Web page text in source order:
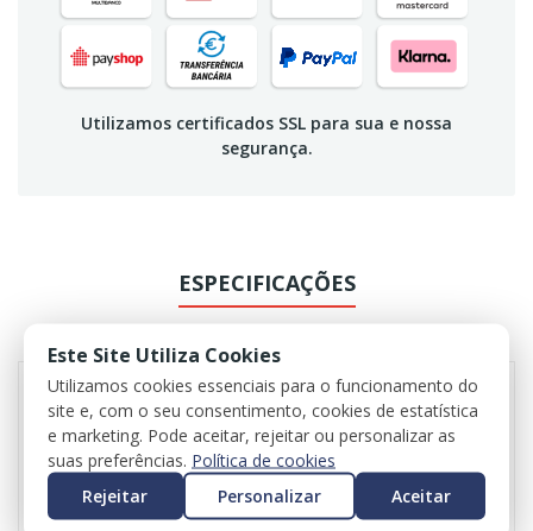
Utilizamos certificados SSL para sua e nossa
segurança.
ESPECIFICAÇÕES
Este Site Utiliza Cookies
Utilizamos cookies essenciais para o funcionamento do
site e, com o seu consentimento, cookies de estatística
e marketing. Pode aceitar, rejeitar ou personalizar as
suas preferências. Política de cookies
Rejeitar
Personalizar Aceitar